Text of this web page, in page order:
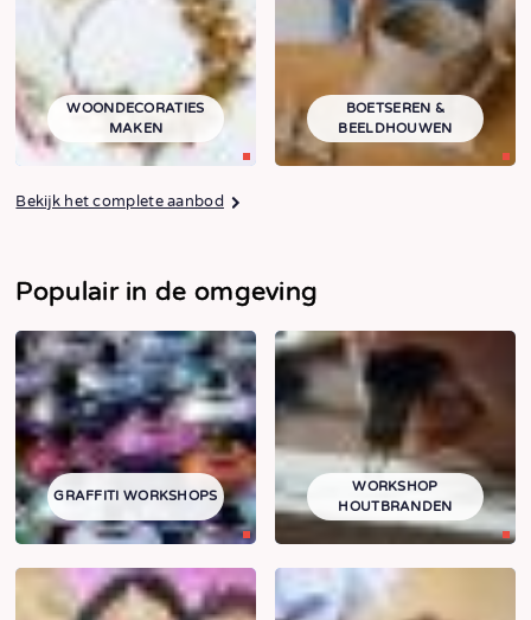
WOONDECORATIES
MAKEN
BOETSEREN &
BEELDHOUWEN
Bekijk het complete aanbod
Populair in de omgeving
GRAFFITI WORKSHOPS
WORKSHOP
HOUTBRANDEN